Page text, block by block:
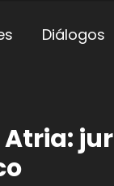
Diálogos
Atria: